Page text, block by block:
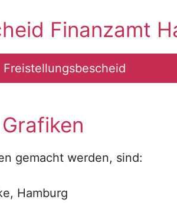
Finanzamt
Freistellungsbescheid
gemacht werden, sind:
Hamburg